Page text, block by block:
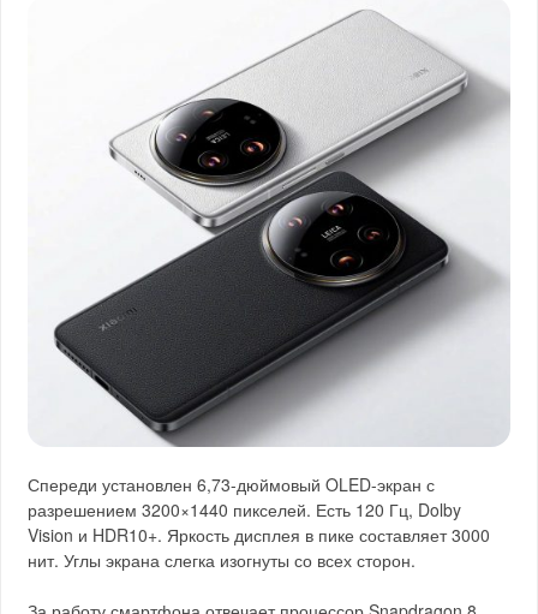
Спереди установлен 6,73-дюймовый OLED-экран с
разрешением 3200×1440 пикселей. Есть 120 Гц, Dolby
Vision и HDR10+. Яркость дисплея в пике составляет 3000
нит. Углы экрана слегка изогнуты со всех сторон.